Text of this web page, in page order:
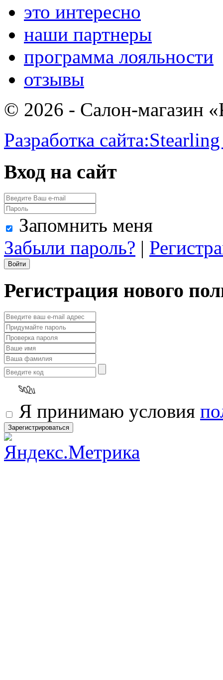
это интересно
наши партнеры
программа лояльности
отзывы
© 2026 - Салон-магазин
Разработка сайта:
Вход на сайт
Запомнить меня
Забыли пароль? |
Регистрация нового
Я принимаю условия